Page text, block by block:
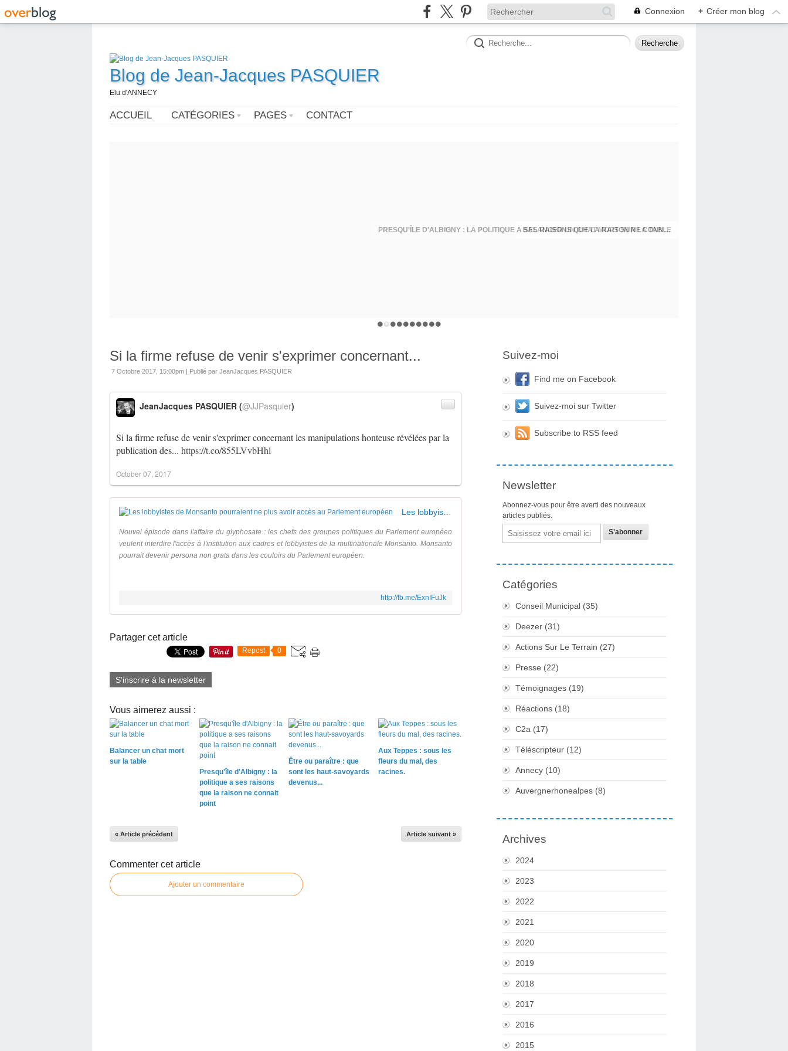
Connexion + Créer mon blog
Blog de Jean-Jacques PASQUIER
Elu d'ANNECY
ACCUEIL CATÉGORIES PAGES CONTACT
BALANCER UN CHAT MORT SUR LA TABLE
PRESQU'ÎLE D'ALBIGNY : LA POLITIQUE A SES RAISONS QUE LA RAISON NE CONNAIT POINT
Si la firme refuse de venir s'exprimer concernant...
7 Octobre 2017, 15:00pm | Publié par JeanJacques PASQUIER
Si la firme refuse de venir s'exprimer concernant les manipulations honteuse révélées par la
publication des... https://t.co/855LVvbHhl
JeanJacques PASQUIER (@JJPasquier)
October 07, 2017
Nouvel épisode dans l'affaire du glyphosate : les chefs des groupes politiques du Parlement européen
veulent interdire l'accès à l'institution aux cadres et lobbyistes de la multinationale Monsanto. Monsanto
pourrait devenir persona non grata dans les couloirs du Parlement européen.
http://fb.me/ExnIFuJk
Partager cet article
Repost 0
S'inscrire à la newsletter
Vous aimerez aussi :
Balancer un chat mort
sur la table
Presqu'île d'Albigny : la
politique a ses raisons
que la raison ne connait
point
Être ou paraître : que
sont les haut-savoyards
devenus...
Aux Teppes : sous les
fleurs du mal, des
racines.
« Article précédent Article suivant »
Commenter cet article
Ajouter un commentaire
Suivez-moi
Find me on Facebook
Suivez-moi sur Twitter
Subscribe to RSS feed
Newsletter
Abonnez-vous pour être averti des nouveaux
articles publiés.
Email
Catégories
Conseil Municipal (35)
Deezer (31)
Actions Sur Le Terrain (27)
Presse (22)
Témoignages (19)
Réactions (18)
C2a (17)
Téléscripteur (12)
Annecy (10)
Auvergnerhonealpes (8)
Archives
2024
2023
2022
2021
2020
2019
2018
2017
2016
2015